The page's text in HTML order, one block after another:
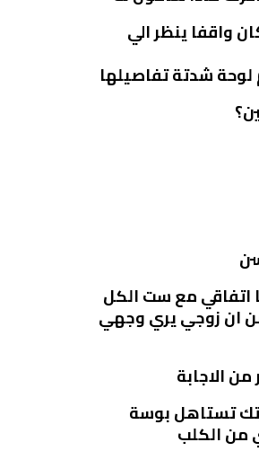
واقفا ينظر الي
شدتة تفاصيلها
اتفاقي مع ست الكل
ان زوجي يري وجهي
من الاجابة
تستاهل بوسة
من الكلب